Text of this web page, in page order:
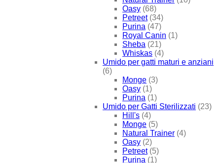
Oasy (68)
Petreet (34)
Purina (47)
Royal Canin (1)
Sheba (21)
Whiskas (4)
Umido per gatti maturi e anziani
(6)
Monge (3)
Oasy (1)
Purina (1)
Umido per Gatti Sterilizzati (23)
Hill's (4)
Monge (5)
Natural Trainer (4)
Oasy (2)
Petreet (5)
Purina (1)